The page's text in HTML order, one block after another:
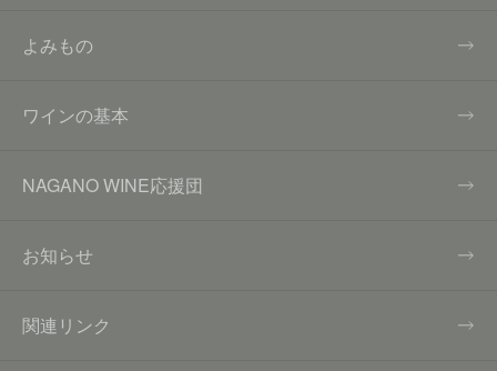
よみもの
ワインの基本
NAGANO WINE応援団
お知らせ
関連リンク